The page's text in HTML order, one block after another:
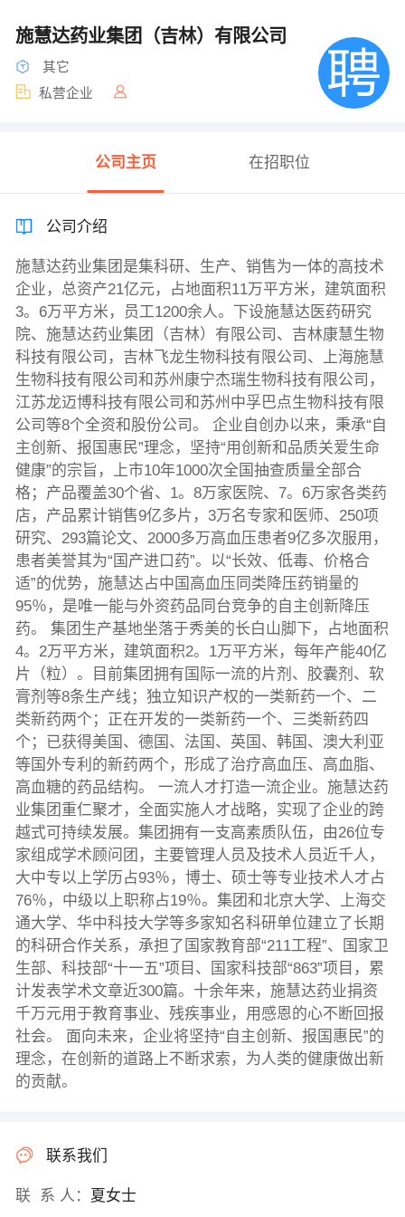
施慧达药业集团（吉林）有限公司
其它
私营企业
公司主页 在招职位
公司介绍
施慧达药业集团是集科研、生产、销售为一体的高技术
企业，总资产21亿元，占地面积11万平方米，建筑面积
3。6万平方米，员工1200余人。下设施慧达医药研究
院、施慧达药业集团（吉林）有限公司、吉林康慧生物
科技有限公司，吉林飞龙生物科技有限公司、上海施慧
生物科技有限公司和苏州康宁杰瑞生物科技有限公司，
江苏龙迈博科技有限公司和苏州中孚巴点生物科技有限
公司等8个全资和股份公司。 企业自创办以来，秉承“自
主创新、报国惠民”理念，坚持“用创新和品质关爱生命
健康”的宗旨，上市10年1000次全国抽查质量全部合
格；产品覆盖30个省、1。8万家医院、7。6万家各类药
店，产品累计销售9亿多片，3万名专家和医师、250项
研究、293篇论文、2000多万高血压患者9亿多次服用，
患者美誉其为“国产进口药”。以“长效、低毒、价格合
适”的优势，施慧达占中国高血压同类降压药销量的
95％，是唯一能与外资药品同台竞争的自主创新降压
药。 集团生产基地坐落于秀美的长白山脚下，占地面积
4。2万平方米，建筑面积2。1万平方米，每年产能40亿
片（粒）。目前集团拥有国际一流的片剂、胶囊剂、软
膏剂等8条生产线；独立知识产权的一类新药一个、二
类新药两个；正在开发的一类新药一个、三类新药四
个；已获得美国、德国、法国、英国、韩国、澳大利亚
等国外专利的新药两个，形成了治疗高血压、高血脂、
高血糖的药品结构。 一流人才打造一流企业。施慧达药
业集团重仁聚才，全面实施人才战略，实现了企业的跨
越式可持续发展。集团拥有一支高素质队伍，由26位专
家组成学术顾问团，主要管理人员及技术人员近千人，
大中专以上学历占93％，博士、硕士等专业技术人才占
76％，中级以上职称占19％。集团和北京大学、上海交
通大学、华中科技大学等多家知名科研单位建立了长期
的科研合作关系，承担了国家教育部“211工程”、国家卫
生部、科技部“十一五”项目、国家科技部“863”项目，累
计发表学术文章近300篇。十余年来，施慧达药业捐资
千万元用于教育事业、残疾事业，用感恩的心不断回报
社会。 面向未来，企业将坚持“自主创新、报国惠民”的
理念，在创新的道路上不断求索，为人类的健康做出新
的贡献。
联系我们
联 系 人： 夏女士